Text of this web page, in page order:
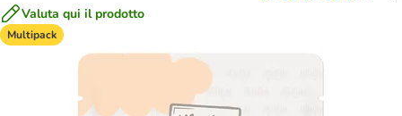
Valuta qui il prodotto
Multipack